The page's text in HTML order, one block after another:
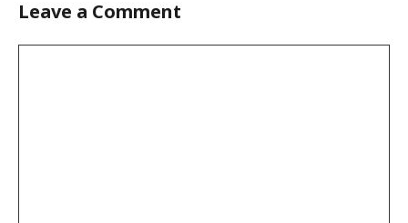
Leave a Comment